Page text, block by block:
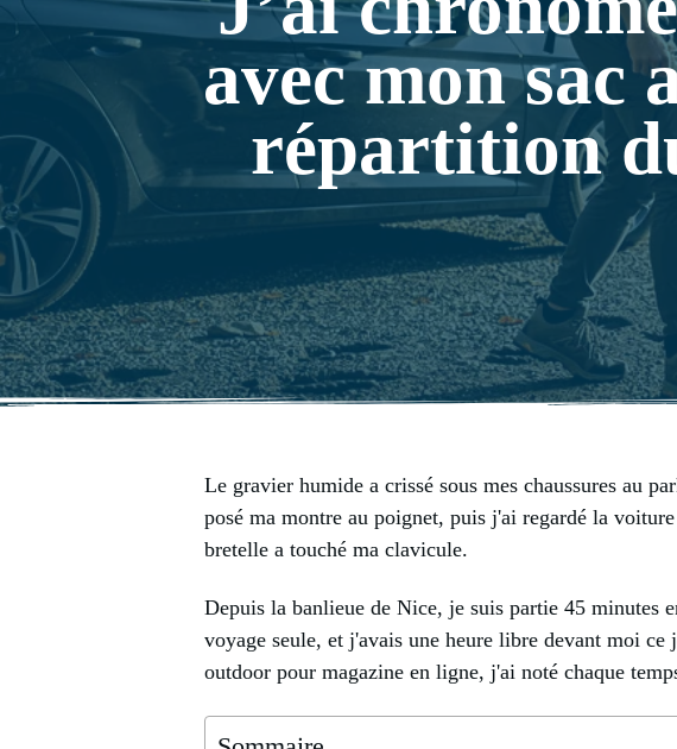
avec mon sac
répartition
Le gravier humide a crissé sous mes chaussures au
posé ma montre au poignet, puis j'ai regardé la
bretelle a touché ma clavicule.
Depuis la banlieue de Nice, je suis partie 45 minutes
voyage seule, et j'avais une heure libre devant moi
outdoor pour magazine en ligne, j'ai noté chaque